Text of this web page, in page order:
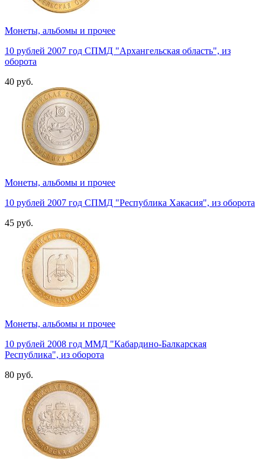
Монеты, альбомы и прочее
10 рублей 2007 год СПМД "Архангельская область", из
оборота
40 руб.
Монеты, альбомы и прочее
10 рублей 2007 год СПМД "Республика Хакасия", из оборота
45 руб.
Монеты, альбомы и прочее
10 рублей 2008 год ММД "Кабардино-Балкарская
Республика", из оборота
80 руб.